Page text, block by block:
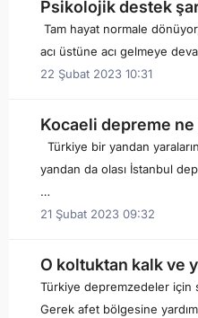
Psikolojik destek
Tam hayat normale
acı üstüne acı gelmeye
22 Şubat 2023 10:31
Kocaeli depreme ne
Türkiye bir yandan
yandan da olası İstanbul
…
21 Şubat 2023 09:32
O koltuktan kalk ve
Türkiye depremzedeler için
Gerek afet bölgesine